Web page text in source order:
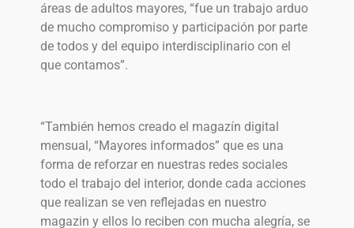
áreas de adultos mayores, “fue un trabajo arduo
de mucho compromiso y participación por parte
de todos y del equipo interdisciplinario con el
que contamos”.
“También hemos creado el magazín digital
mensual, “Mayores informados” que es una
forma de reforzar en nuestras redes sociales
todo el trabajo del interior, donde cada acciones
que realizan se ven reflejadas en nuestro
magazin y ellos lo reciben con mucha alegría, se